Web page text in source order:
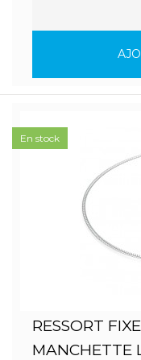
RESSORT FIXE
MANCHETTE
En stock